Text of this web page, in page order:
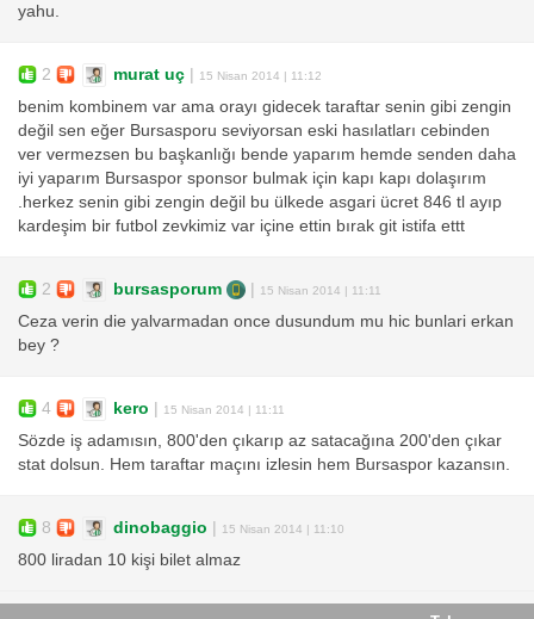
yahu.
2 murat uç | 15 Nisan 2014 | 11:12
benim kombinem var ama orayı gidecek taraftar senin gibi zengin
değil sen eğer Bursasporu seviyorsan eski hasılatları cebinden
ver vermezsen bu başkanlığı bende yaparım hemde senden daha
iyi yaparım Bursaspor sponsor bulmak için kapı kapı dolaşırım
.herkez senin gibi zengin değil bu ülkede asgari ücret 846 tl ayıp
kardeşim bir futbol zevkimiz var içine ettin bırak git istifa ettt
2 bursasporum | 15 Nisan 2014 | 11:11
Ceza verin die yalvarmadan once dusundum mu hic bunlari erkan
bey ?
4 kero | 15 Nisan 2014 | 11:11
Sözde iş adamısın, 800'den çıkarıp az satacağına 200'den çıkar
stat dolsun. Hem taraftar maçını izlesin hem Bursaspor kazansın.
8 dinobaggio | 15 Nisan 2014 | 11:10
800 liradan 10 kişi bilet almaz